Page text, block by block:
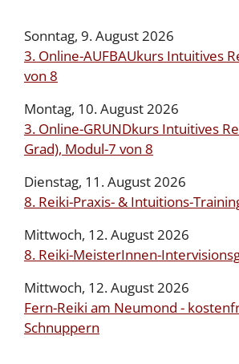
Sonntag, 9. August 2026
3. Online-AUFBAUkurs Intuitives
von 8
Montag, 10. August 2026
3. Online-GRUNDkurs Intuitives
Grad), Modul-7 von 8
Dienstag, 11. August 2026
8. Reiki-Praxis- & Intuitions-
Mittwoch, 12. August 2026
8. Reiki-MeisterInnen-
Mittwoch, 12. August 2026
Fern-Reiki am Neumond -
Schnuppern